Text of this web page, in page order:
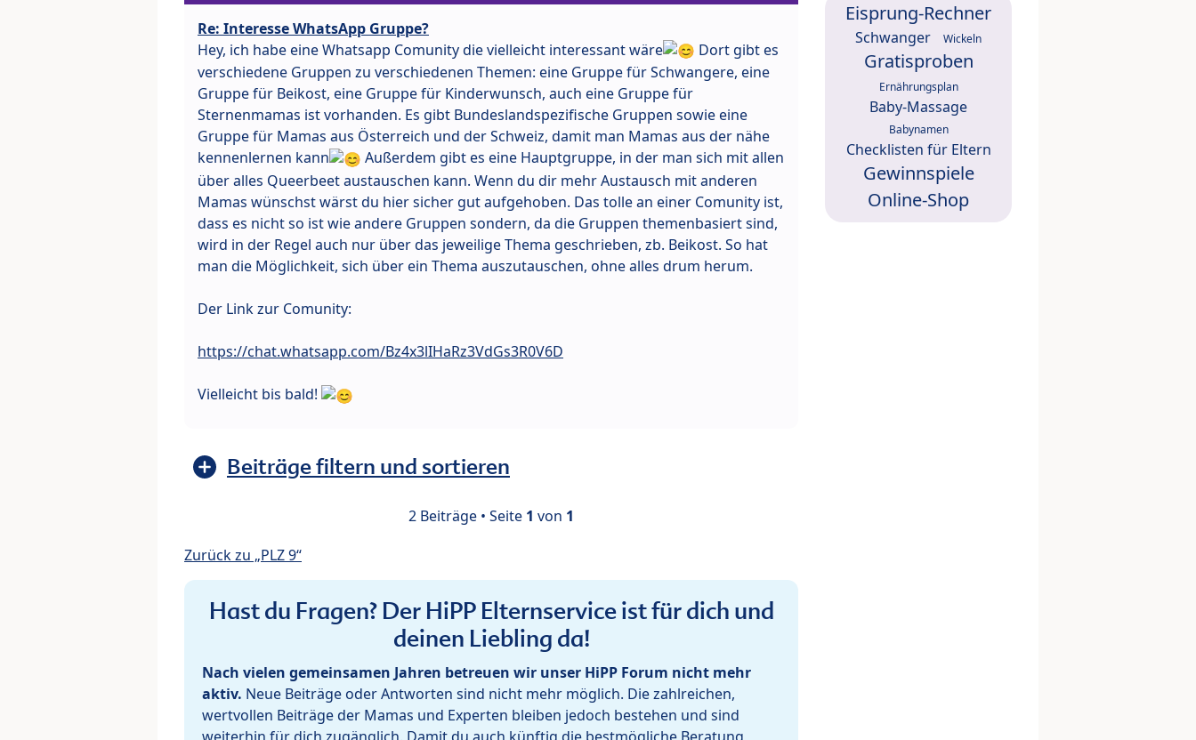
Re: Interesse WhatsApp Gruppe?
Hey, ich habe eine Whatsapp Comunity die vielleicht interessant wäre
Dort gibt es
verschiedene Gruppen zu verschiedenen Themen: eine Gruppe für Schwangere, eine
Gruppe für Beikost, eine Gruppe für Kinderwunsch, auch eine Gruppe für
Sternenmamas ist vorhanden. Es gibt Bundeslandspezifische Gruppen sowie eine
Gruppe für Mamas aus Österreich und der Schweiz, damit man Mamas aus der nähe
kennenlernen kann
Außerdem gibt es eine Hauptgruppe, in der man sich mit allen
über alles Queerbeet austauschen kann. Wenn du dir mehr Austausch mit anderen
Mamas wünschst wärst du hier sicher gut aufgehoben. Das tolle an einer Comunity ist,
dass es nicht so ist wie andere Gruppen sondern, da die Gruppen themenbasiert sind,
wird in der Regel auch nur über das jeweilige Thema geschrieben, zb. Beikost. So hat
man die Möglichkeit, sich über ein Thema auszutauschen, ohne alles drum herum.
Der Link zur Comunity:
https://chat.whatsapp.com/Bz4x3lIHaRz3VdGs3R0V6D
Vielleicht bis bald!
Beiträge filtern und sortieren
2 Beiträge • Seite 1 von 1
Zurück zu „PLZ 9“
Hast du Fragen? Der HiPP Elternservice ist für dich und
deinen Liebling da!
Nach vielen gemeinsamen Jahren betreuen wir unser HiPP Forum nicht mehr
aktiv. Neue Beiträge oder Antworten sind nicht mehr möglich. Die zahlreichen,
wertvollen Beiträge der Mamas und Experten bleiben jedoch bestehen und sind
Eisprung-Rechner
Schwanger Wickeln
Gratisproben
Ernährungsplan
Baby-Massage
Babynamen
Checklisten für Eltern
Gewinnspiele
Online-Shop